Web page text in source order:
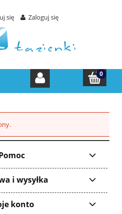
się Zaloguj się
i wysyłka
konto